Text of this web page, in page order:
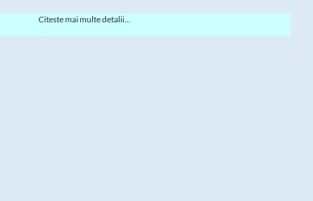
Citeste mai multe detalii...